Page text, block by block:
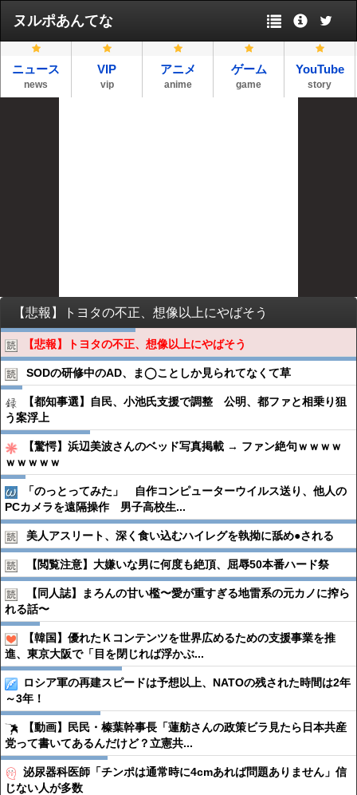
ヌルポあんてな
ニュース
news
VIP
vip
アニメ
anime
ゲーム
game
YouTube
story
【悲報】トヨタの不正、想像以上にやばそう
【悲報】トヨタの不正、想像以上にやばそう
SODの研修中のAD、ま◯ことしか見られてなくて草
【都知事選】自民、小池氏支援で調整 公明、都ファと相乗り狙
う案浮上
【驚愕】浜辺美波さんのベッド写真掲載 → ファン絶句ｗｗｗｗ
ｗｗｗｗｗ
「のっとってみた」 自作コンピューターウイルス送り、他人の
PCカメラを遠隔操作 男子高校生...
美人アスリート、深く食い込むハイレグを執拗に舐め●︎される
【閲覧注意】大嫌いな男に何度も絶頂、屈辱50本番ハード祭
【同人誌】まろんの甘い檻〜愛が重すぎる地雷系の元カノに搾ら
れる話〜
【韓国】優れたＫコンテンツを世界広めるための支援事業を推
進、東京大阪で「目を閉じれば浮かぶ...
ロシア軍の再建スピードは予想以上、NATOの残された時間は2年
～3年！
【動画】民民・榛葉幹事長「蓮舫さんの政策ビラ見たら日本共産
党って書いてあるんだけど？立憲共...
泌尿器科医師「チンポは通常時に4cmあれば問題ありません」信
じない人が多数